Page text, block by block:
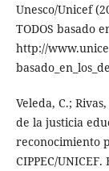
Unesco/Unicef
TODOS basado
http://
Veleda, C.;
de la justicia
reconocimiento
CIPPEC/